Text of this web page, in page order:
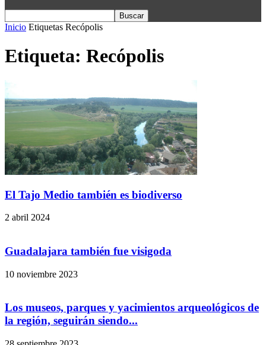
Inicio Etiquetas Recópolis
Etiqueta: Recópolis
El Tajo Medio también es biodiverso
2 abril 2024
Guadalajara también fue visigoda
10 noviembre 2023
Los museos, parques y yacimientos arqueológicos de
la región, seguirán siendo...